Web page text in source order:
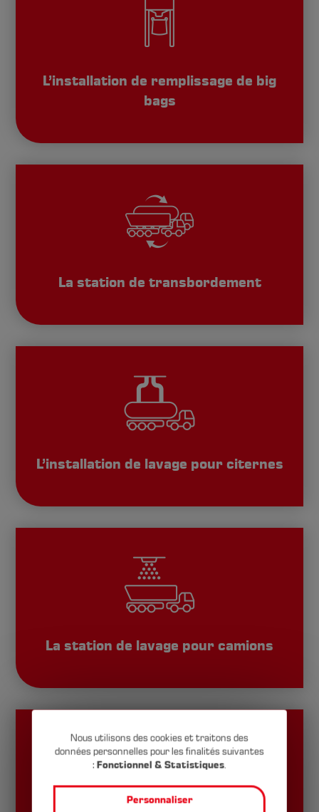
L’installation de remplissage de big
bags
La station de transbordement
L’installation de lavage pour citernes
La station de lavage pour camions
Cookie-
Einstellungen
Nous utilisons des cookies et traitons des
données personnelles pour les finalités suivantes
: Fonctionnel & Statistiques.
Personnaliser